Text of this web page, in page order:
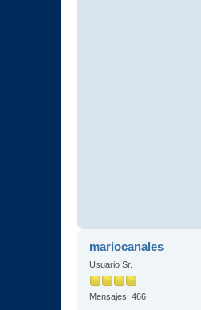
mariocanales
Usuario Sr.
Mensajes: 466